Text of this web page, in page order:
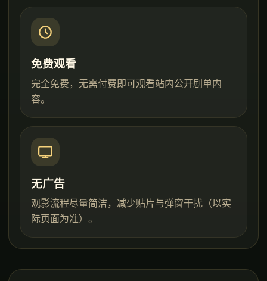
免费观看
完全免费，无需付费即可观看站内公开剧单内
容。
无广告
观影流程尽量简洁，减少贴片与弹窗干扰（以实
际页面为准）。